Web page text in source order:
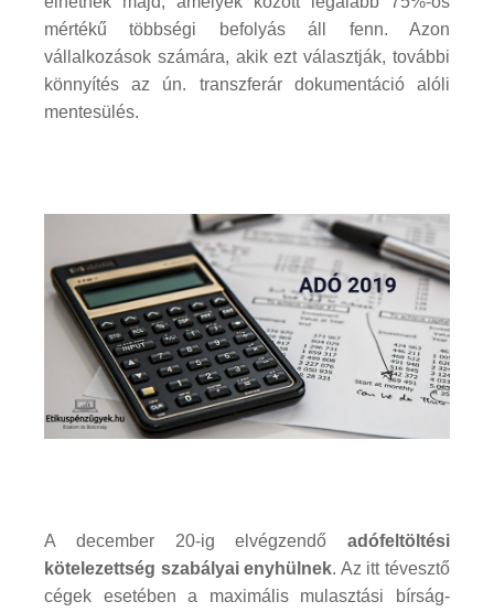
mértékű többségi befolyás áll fenn. Azon
vállalkozások számára, akik ezt választják, további
könnyítés az ún. transzferár dokumentáció alóli
mentesülés.
A december 20-ig elvégzendő adófeltöltési
kötelezettség szabályai enyhülnek. Az itt tévesztő
cégek esetében a maximális mulasztási bírság-